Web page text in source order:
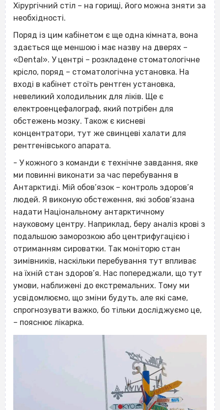
Хірургічний стіл – на горищі, його можна зняти за
необхідності.
Поряд із цим кабінетом є ще одна кімната, вона
здається ще меншою і має назву на дверях –
«Dental». У центрі – розкладене стоматологічне
крісло, поряд – стоматологічна установка. На
вході в кабінет стоїть рентген установка,
невеликий холодильник для ліків. Ще є
електроенцефалограф, який потрібен для
обстежень мозку. Також є кисневі
концентратори, тут же свинцеві халати для
рентгенівського апарата.
- У кожного з команди є технічне завдання, яке
ми повинні виконати за час перебування в
Антарктиді. Мій обов’язок – контроль здоров’я
людей. Я виконую обстеження, які зобов’язана
надати Національному антарктичному
науковому центру. Наприклад, беру аналіз крові з
подальшою заморозкою або центрифугацією і
отриманням сироватки. Так моніторю стан
зимівників, наскільки перебування тут впливає
на їхній стан здоров’я. Нас попереджали, що тут
умови, наближені до екстремальних. Тому ми
усвідомлюємо, що зміни будуть, але які саме,
спрогнозувати важко, бо тільки досліджуємо це,
– пояснює лікарка.